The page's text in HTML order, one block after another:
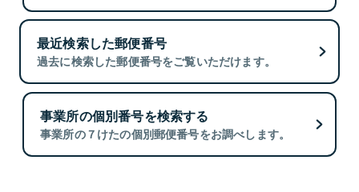
最近検索した郵便番号
過去に検索した郵便番号をご覧いただけます。
事業所の個別番号を検索する
事業所の７けたの個別郵便番号をお調べします。